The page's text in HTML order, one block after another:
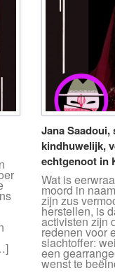
Jana
kindhuwelijk,
echtgenoot in
Wat is
moord in
zijn zus
herstellen, is
activisten zijn
redenen voor
slachtoffer:
een
wenst te